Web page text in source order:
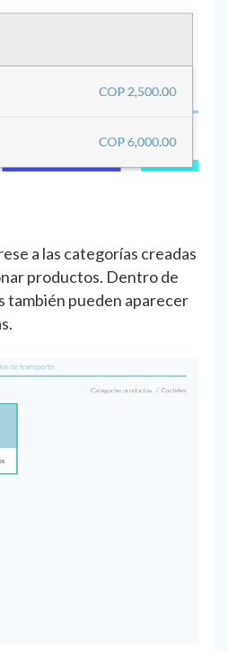
a las categorías creadas
productos. Dentro de
también pueden aparecer